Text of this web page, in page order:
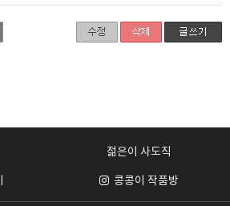
젊은이 사도직
콩콩이 작품방